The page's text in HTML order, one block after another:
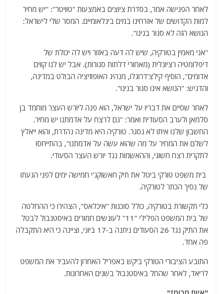
לאחר הפגישה אמר, בסדרת ציוצים באמצעות "טוויטר": "יש מחיר
למות הקדושים של אזרחינו במים בינלאומיים. המסר שלי לישראל:
הנושא הזה לא סגור בנינו".
"אני מאמין בטורקיה, שיש לה דעה באזור ויש לה יכולת של
דיפלומטיה רציונלית (מאחורי דלתות סגורות). אבל יש לנו קווים
אדומים", הוסיף קילצ'דרוגלו, מנהיג האופוזיציה הבולט במדינה,
והדגיש: "הנושא אינו סגור בנינו".
לאחר שסיים את דבריו על ישראל, הוא פנה ליורש העצר מוחמד בן
סלמאן ולערב הסעודית ואמר: "גם לרצח על אדמתנו יש מחיר.
החשבון שלנו איתו לא נסגר. טורקיה היא מדינה נהדרת, והוא ייאלץ
לשלם את המחיר על מה שהוא עשה על אדמתנו", בהתייחסו
לתקרית רצח חשוגי, וההאשמות נגד יורש העצר הסעודי.
בית משפט טורקי ביטל את תיק חאשוקג'י חמישה ימים לפני הגעתו
של נסיך הכתר לטורקיה.
כלי תקשורת בטורקיה, כולל סוכנות "איכלאס", הצהירו כי ההחלטה
של ​​בית המשפט הפלילי "11" לעונשים חמורים באיסטנבול לבטל
את התיק נגד 26 הסעודים ניתנה ב-17 ביוני, וציינה כי היא התקבלה
פה אחד.
התובע הציבורי הטורקי ביקש באפריל האחרון להעביר את המשפט
לריאד, לאחר שהחל באיסטנבול בשנים האחרונות.